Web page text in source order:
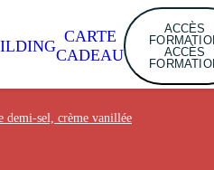
CARTE
CADEAU
ACCÈS
ACCÈS
demi-sel, crème vanillée